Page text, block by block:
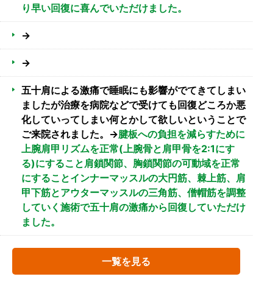
り早い回復に喜んでいただけました。
→
→
五十肩による激痛で睡眠にも影響がでてきてしまい
ましたが治療を病院などで受けても回復どころか悪
化していってしまい何とかして欲しいということで
ご来院されました。→腱板への負担を減らすために
上腕肩甲リズムを正常(上腕骨と肩甲骨を2:1にす
る)にすること肩鎖関節、胸鎖関節の可動域を正常
にすることインナーマッスルの大円筋、棘上筋、肩
甲下筋とアウターマッスルの三角筋、僧帽筋を調整
していく施術で五十肩の激痛から回復していただけ
ました。
一覧を見る